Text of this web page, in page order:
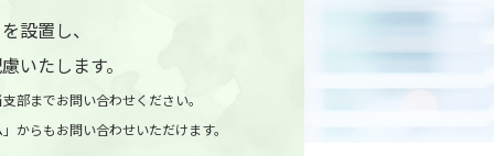
設置し、
いたします。
部までお問い合わせください。
からもお問い合わせいただけます。